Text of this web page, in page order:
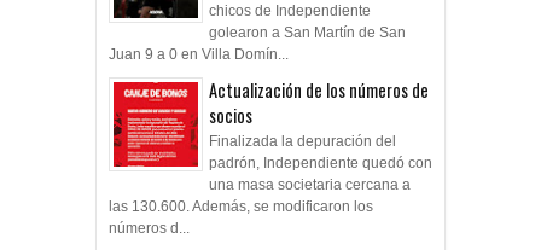
chicos de Independiente
golearon a San Martín de San
Juan 9 a 0 en Villa Domín...
Actualización de los números de
socios
Finalizada la depuración del
padrón, Independiente quedó con
una masa societaria cercana a
las 130.600. Además, se modificaron los
números d...